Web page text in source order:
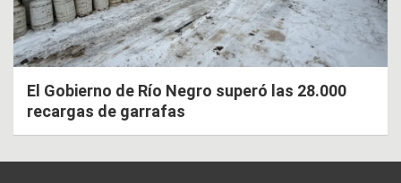
El Gobierno de Río Negro superó las 28.000
recargas de garrafas